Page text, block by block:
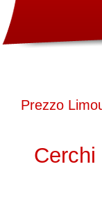
Prezzo
Cerchi